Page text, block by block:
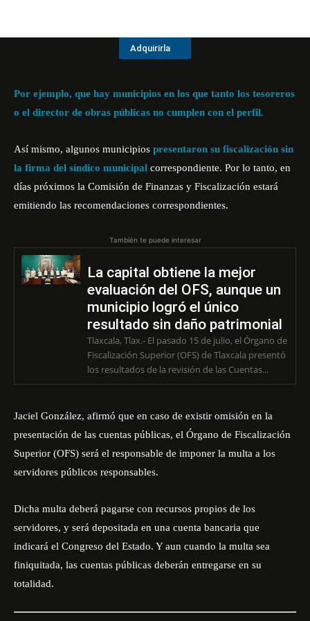
Adquirirla
Por ejemplo, que hay municipios en los que tanto los tesoreros
o el director de obras públicas no cumplen con el perfil.
Así mismo, algunos municipios presentaron su fiscalización sin
la firma del síndico municipal correspondiente. Por lo tanto, en
días próximos la Comisión de Finanzas y Fiscalización estará
emitiendo las recomendaciones correspondientes.
También te puede interesar
La capital obtiene la mejor
evaluación del OFS, aunque un
municipio logró el único
resultado sin daño patrimonial
Tlaxcala, Tlax.- El pasado 15 de julio, el Órgano de
Fiscalización Superior (OFS) de Tlaxcala presentó
los resultados de la revisión de las Cuentas...
Jaciel González, afirmó que en caso de existir omisión en la
presentación de las cuentas públicas, el Órgano de Fiscalización
Superior (OFS) será el responsable de imponer la multa a los
servidores públicos responsables.
Dicha multa deberá pagarse con recursos propios de los
servidores, y será depositada en una cuenta bancaria que
indicará el Congreso del Estado. Y aun cuando la multa sea
finiquitada, las cuentas públicas deberán entregarse en su
totalidad.